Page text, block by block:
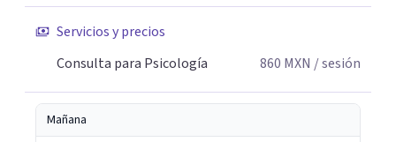
Servicios y precios
Consulta para Psicología
860 MXN / sesión
Mañana